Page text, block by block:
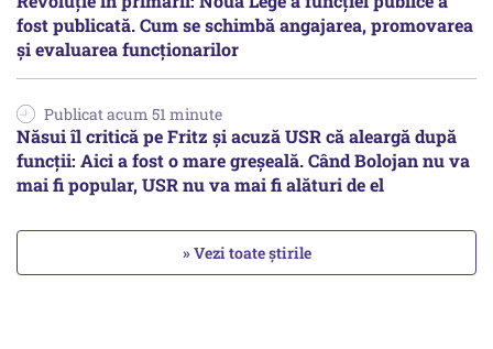
fost publicată. Cum se schimbă angajarea, promovarea
și evaluarea funcționarilor
Publicat acum 51 minute
Năsui îl critică pe Fritz și acuză USR că aleargă după
funcții: Aici a fost o mare greșeală. Când Bolojan nu va
mai fi popular, USR nu va mai fi alături de el
» Vezi toate știrile